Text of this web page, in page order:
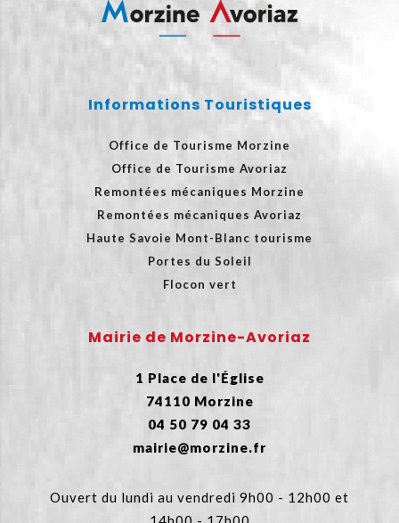
Informations Touristiques
Office de Tourisme Morzine
Office de Tourisme Avoriaz
Remontées mécaniques Morzine
Remontées mécaniques Avoriaz
Haute Savoie Mont-Blanc tourisme
Portes du Soleil
Flocon vert
Mairie de Morzine-Avoriaz
1 Place de l'Église
74110 Morzine
04 50 79 04 33
mairie@morzine.fr
Ouvert du lundi au vendredi 9h00 - 12h00 et